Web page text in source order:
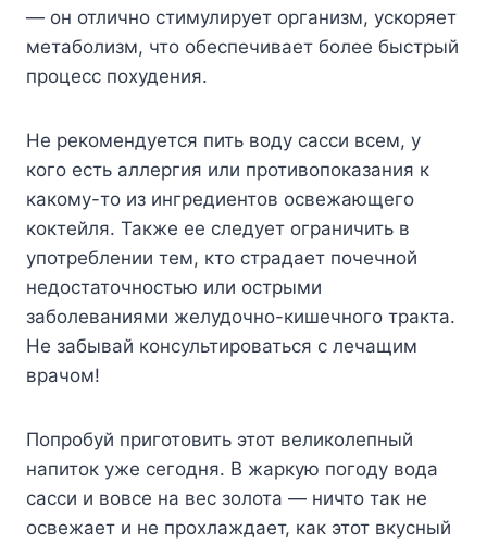
— он отлично стимулирует организм, ускоряет
метаболизм, что обеспечивает более быстрый
процесс похудения.
Не рекомендуется пить воду сасси всем, у
кого есть аллергия или противопоказания к
какому-то из ингредиентов освежающего
коктейля. Также ее следует ограничить в
употреблении тем, кто страдает почечной
недостаточностью или острыми
заболеваниями желудочно-кишечного тракта.
Не забывай консультироваться с лечащим
врачом!
Попробуй приготовить этот великолепный
напиток уже сегодня. В жаркую погоду вода
сасси и вовсе на вес золота — ничто так не
освежает и не прохлаждает, как этот вкусный